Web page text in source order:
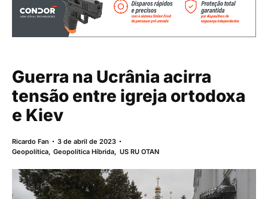
Guerra na Ucrânia acirra
tensão entre igreja ortodoxa
e Kiev
Ricardo Fan
3 de abril de 2023
Geopolítica,Geopolítica Híbrida, US RU OTAN